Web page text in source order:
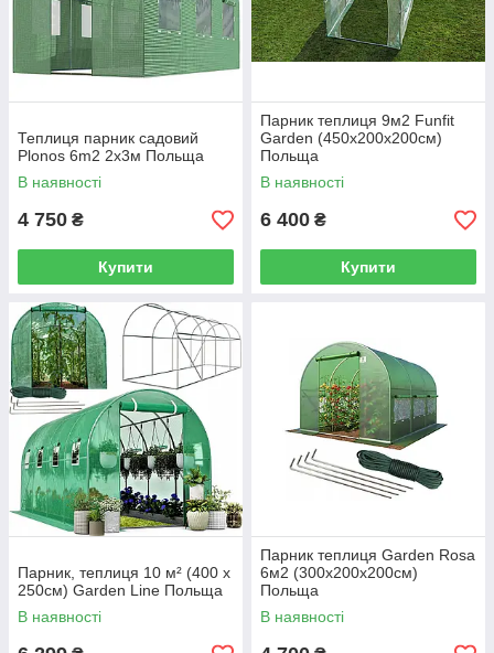
Теплиця парник садовий
Plonos 6m2 2x3м Польща
В наявності
4 750 ₴
Купити
Парник теплиця 9м2 Funfit
Garden (450х200х200см)
Польща
В наявності
6 400 ₴
Купити
Парник, теплиця 10 м² (400 x
250см) Garden Line Польща
В наявності
Парник теплиця Garden Rosa
6м2 (300х200х200см)
Польща
В наявності